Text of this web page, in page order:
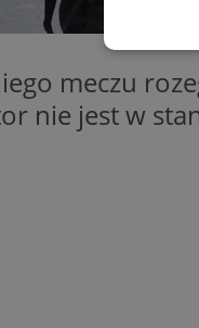
meczu
nie jest w